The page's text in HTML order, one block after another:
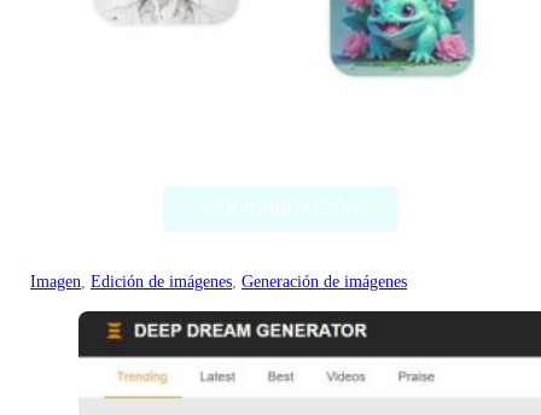
Imagen, Edición de imágenes, Generación de imágenes